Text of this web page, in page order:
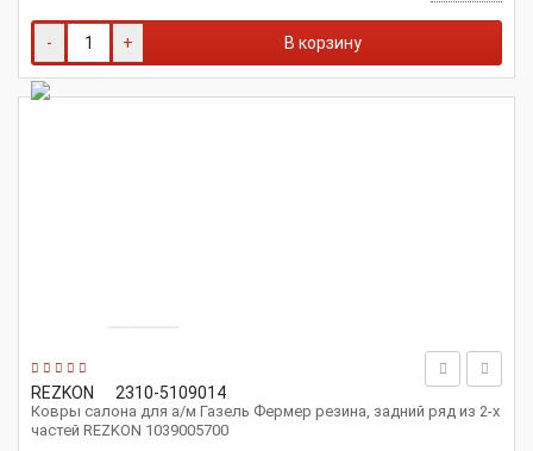
- + В корзину
REZKON 2310-5109014
Ковры салона для а/м Газель Фермер резина, задний ряд из 2-х
частей REZKON 1039005700